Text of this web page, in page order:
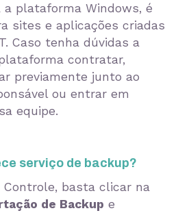
a plataforma Windows, é
sites e aplicações criadas
Caso tenha dúvidas a
contratar,
previamente junto ao
ou entrar em
equipe.
serviço de backup?
Controle, basta clicar na
de Backup e